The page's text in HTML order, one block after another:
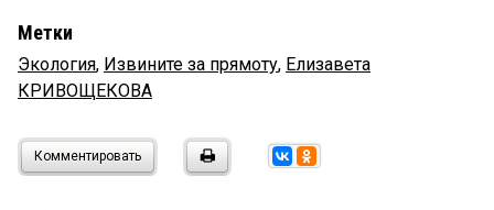
Метки
Экология, Извините за прямоту, Елизавета
КРИВОЩЕКОВА
Комментировать